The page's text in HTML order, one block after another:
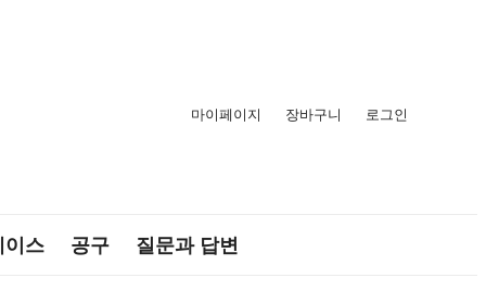
마이페이지 장바구니 로그인
이스 공구 질문과 답변